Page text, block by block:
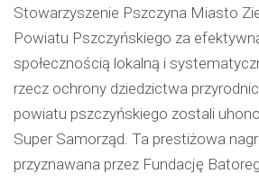
Stowarzyszenie Pszczyna Miasto
Powiatu Pszczyńskiego za
społecznością lokalną i
rzecz ochrony dziedzictwa
powiatu pszczyńskiego zostali
Super Samorząd. Ta prestiżowa
przyznawana przez Fundację